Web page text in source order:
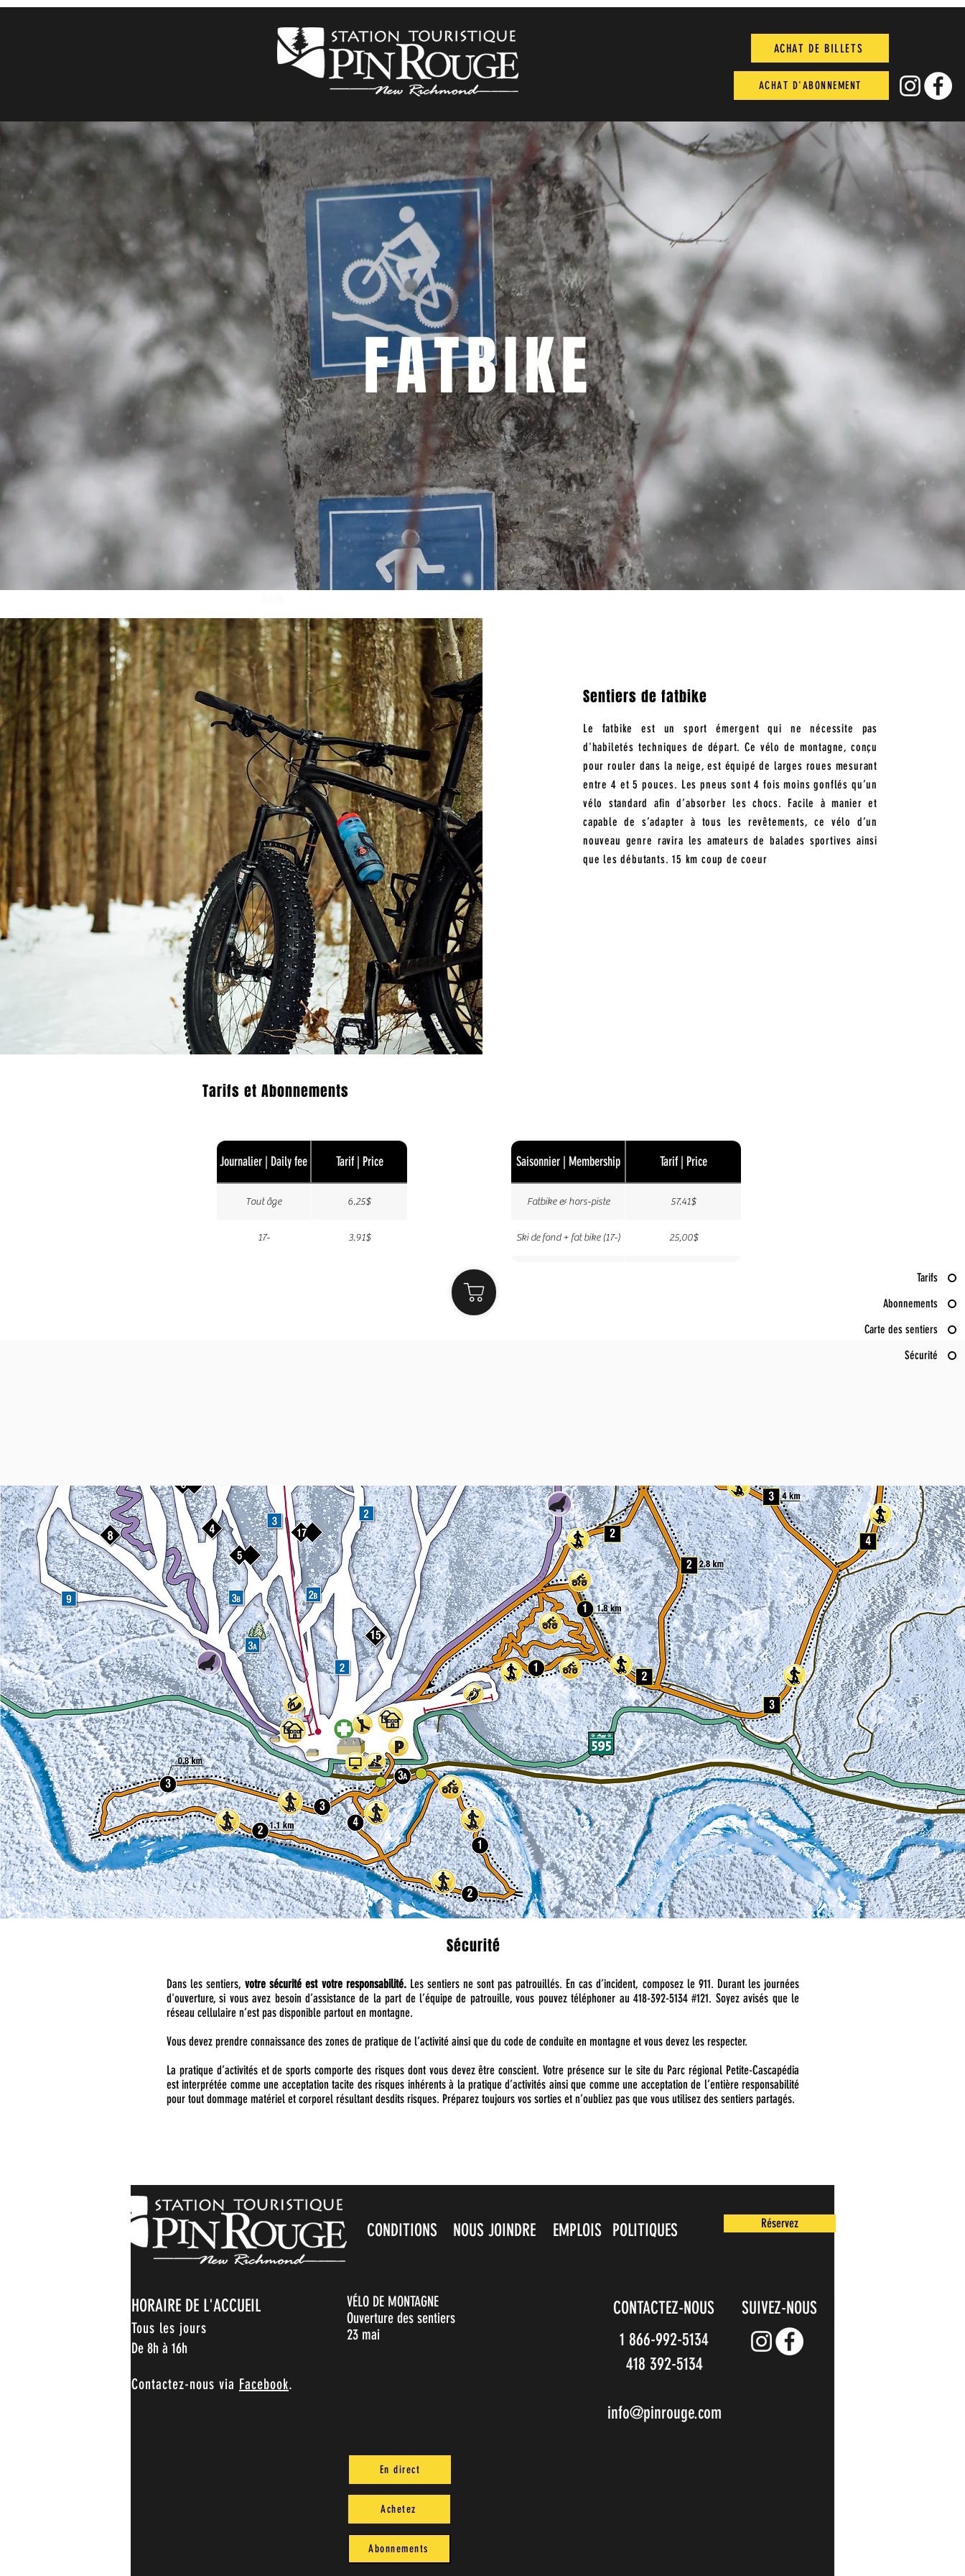
ACHAT DE BILLETS
ACHAT D'ABONNEMENT
Tarifs
Abonnements
Carte des sentiers
Sécurité
FATBIKE
Sentiers de fatbike
Le fatbike est un sport émergent qui ne nécessite pas
d'habiletés techniques de départ. Ce vélo de montagne, conçu
pour rouler dans la neige, est équipé de larges roues mesurant
entre 4 et 5 pouces. Les pneus sont 4 fois moins gonflés qu’un
vélo standard afin d’absorber les chocs. Facile à manier et
capable de s’adapter à tous les revêtements, ce vélo d’un
nouveau genre ravira les amateurs de balades sportives ainsi
que les débutants. 15 km coup de coeur
Tarifs et Abonnements
Journalier | Daily fee Tarif | Price
Tout âge 6.25$
17- 3.91$
Saisonnier | Membership Tarif | Price
Fatbike & hors-piste 57.41$
Ski de fond + fat bike (17-) 25,00$
Sécurité
Dans les sentiers, votre sécurité est votre responsabilité.Les sentiers ne sont pas patrouillés. En cas d’incident, composez le 911. Durant les journées
d'ouverture, si vous avez besoin d’assistance de la part de l’équipe de patrouille, vous pouvez téléphoner au 418-392-5134 #121. Soyez avisés que le
réseau cellulaire n’est pas disponible partout en montagne.
Vous devez prendre connaissance des zones de pratique de l’activité ainsi que du code de conduite en montagne et vous devez les respecter.
La pratique d’activités et de sports comporte des risques dont vous devez être conscient. Votre présence sur le site du Parc régional Petite-Cascapédia
est interprétée comme une acceptation tacite des risques inhérents à la pratique d’activités ainsi que comme une acceptation de l’entière responsabilité
pour tout dommage matériel et corporel résultant desdits risques. Préparez toujours vos sorties et n’oubliez pas que vous utilisez des sentiers partagés.
HORAIRE DE L'ACCUEIL
Tous les jours
De 8h à 16h
Contactez-nous via Facebook.
CONDITIONS NOUS JOINDRE EMPLOIS POLITIQUES Réservez
VÉLO DE MONTAGNE
Ouverture des sentiers
23 mai
CONTACTEZ-NOUS
1 866-992-5134
418 392-5134
info@pinrouge.com
En direct
SUIVEZ-NOUS
Achetez
Abonnements